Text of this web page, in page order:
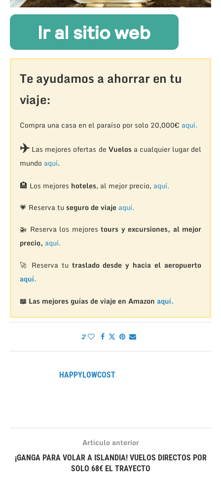
Te ayudamos a ahorrar en tu
viaje:
Compra una casa en el paraíso por solo 20,000€ aquí.
✈️Las mejores ofertas de Vuelosa cualquier lugar del
mundo aquí.
🏨 Los mejores hoteles, al mejor precio, aquí.
💗 Reserva tu seguro de viaje aquí.
🚁 Reserva los mejorestours y excursiones, al mejor
precio, aquí.
🚀 Reserva tu traslado desde y hacia el aeropuerto
aquí.
📖 Las mejores guías de viaje en Amazon aquí.
2
HAPPYLOWCOST
Artículo anterior
¡GANGA PARA VOLAR A ISLANDIA! VUELOS DIRECTOS POR
SOLO 68€ EL TRAYECTO